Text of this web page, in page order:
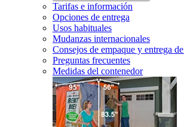
Tarifas e información
Opciones de entrega
Usos habituales
Mudanzas internacionales
Consejos de empaque y entrega de
Preguntas frecuentes
Medidas del contenedor